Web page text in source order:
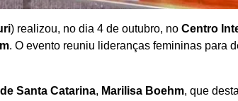
) realizou, no dia 4 de outubro, no Centro
. O evento reuniu lideranças femininas para
Santa Catarina, Marilisa Boehm, que